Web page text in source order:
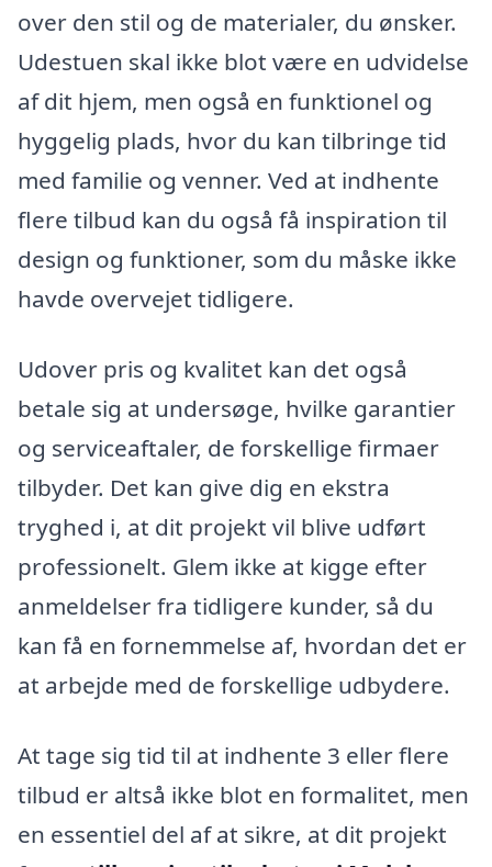
over den stil og de materialer, du ønsker.
Udestuen skal ikke blot være en udvidelse
af dit hjem, men også en funktionel og
hyggelig plads, hvor du kan tilbringe tid
med familie og venner. Ved at indhente
flere tilbud kan du også få inspiration til
design og funktioner, som du måske ikke
havde overvejet tidligere.
Udover pris og kvalitet kan det også
betale sig at undersøge, hvilke garantier
og serviceaftaler, de forskellige firmaer
tilbyder. Det kan give dig en ekstra
tryghed i, at dit projekt vil blive udført
professionelt. Glem ikke at kigge efter
anmeldelser fra tidligere kunder, så du
kan få en fornemmelse af, hvordan det er
at arbejde med de forskellige udbydere.
At tage sig tid til at indhente 3 eller flere
tilbud er altså ikke blot en formalitet, men
en essentiel del af at sikre, at dit projekt